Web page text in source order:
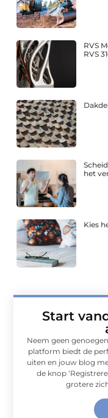
RVS
RVS
het
Kies
Start
Neem geen
platform biedt de
uiten en jouw blog
de knop
grotere